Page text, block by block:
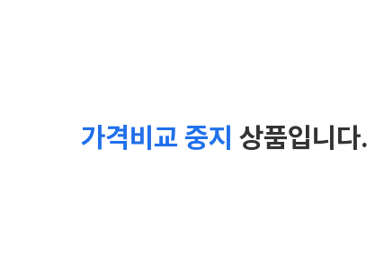
가격비교 중지 상품입니다.